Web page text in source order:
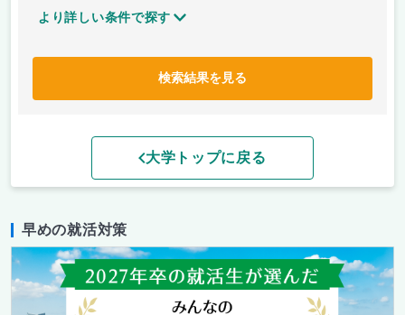
より詳しい条件で探す
検索結果を見る
大学トップに戻る
早めの就活対策